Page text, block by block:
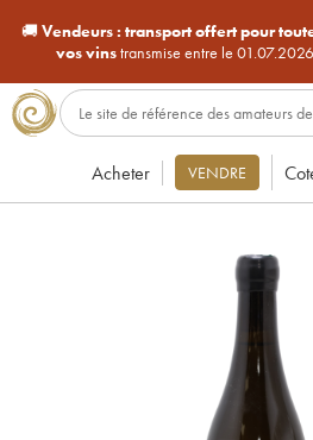
🚚Vendeurs : transport offert pour
vos vinstransmise entre le
Acheter VENDRE